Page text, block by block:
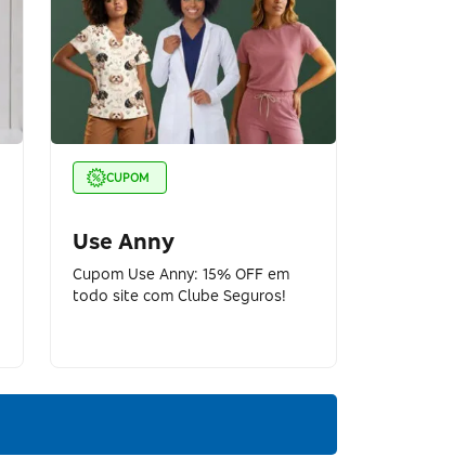
CUPOM
Use Anny
Cupom Use Anny: 15% OFF em
todo site com Clube Seguros!